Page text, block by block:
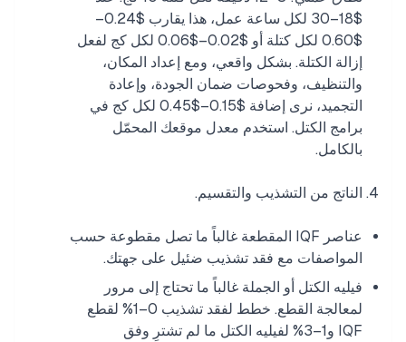
$18–30 لكل ساعة عمل، هذا يقارب $0.24–
$0.60 لكل كتلة أو $0.02–$0.06 لكل كج لفعل
إزالة الكتلة. بشكل واقعي، ومع إعداد المكان،
والتنظيف، وفحوصات ضمان الجودة، وإعادة
التجميد، نرى إضافة $0.15–$0.45 لكل كج في
برامج الكتل. استخدم معدل موقعك المحمّل
بالكامل.
الناتج من التشذيب والتقسيم.
عناصر IQF المقطعة غالباً ما تصل مقطوعة حسب
المواصفات مع فقد تشذيب ضئيل على جهتك.
فيليه الكتل أو الجملة غالباً ما تحتاج إلى مرور
لمعالجة القطع. خطط لفقد تشذيب 0–1% لقطع
IQF و1–3% لفيليه الكتل ما لم تشترِ وفق